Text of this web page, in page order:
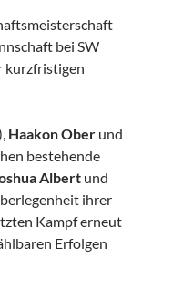
bei SW
kurzfristigen
Haakon Ober und
bestehende
Albert und
ihrer
Kampf erneut
Erfolgen